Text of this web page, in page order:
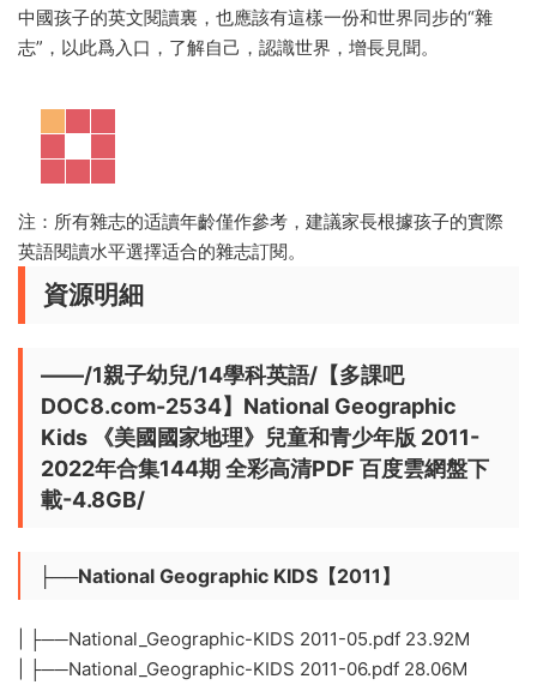
中國孩子的英文閱讀裏，也應該有這樣一份和世界同步的“雜
志”，以此爲入口，了解自己，認識世界，增長見聞。
注：所有雜志的适讀年齡僅作參考，建議家長根據孩子的實際
英語閱讀水平選擇适合的雜志訂閱。
資源明細
——/1親子幼兒/14學科英語/【多課吧
DOC8.com-2534】National Geographic
Kids 《美國國家地理》兒童和青少年版 2011-
2022年合集144期 全彩高清PDF 百度雲網盤下
載-4.8GB/
├──National Geographic KIDS【2011】
| ├──National_Geographic-KIDS 2011-05.pdf 23.92M
| ├──National_Geographic-KIDS 2011-06.pdf 28.06M